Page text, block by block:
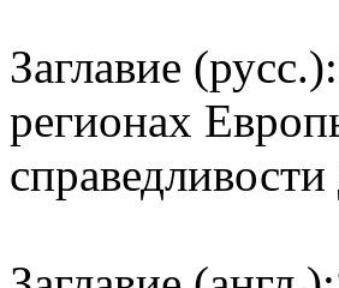
Заглавие (русс.):
регионах